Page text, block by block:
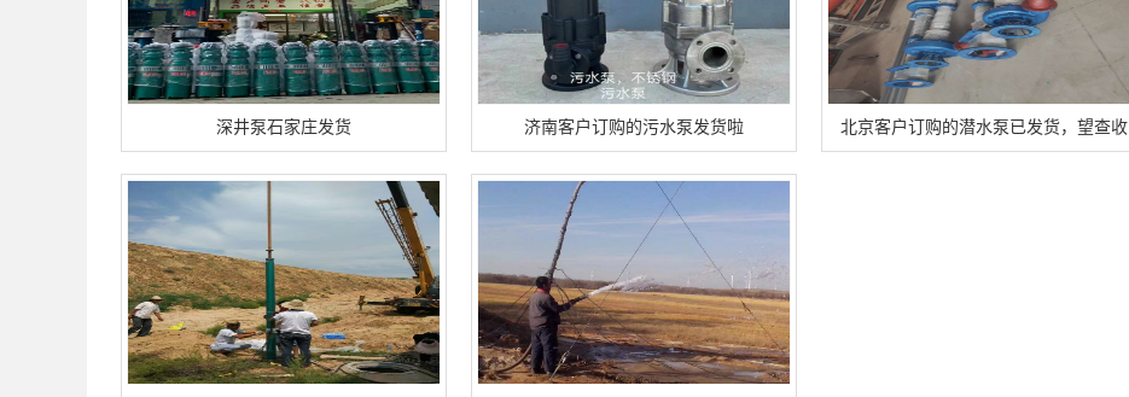
深井泵石家庄发货 济南客户订购的污水泵发货啦 北京客户订购的潜水泵已发货，望查收